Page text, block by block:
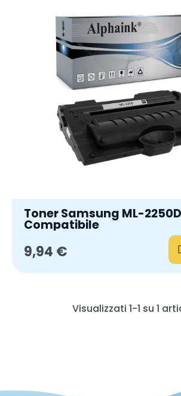
Toner Samsung ML-
Compatibile
9,94 €
Visualizzati 1-1 su 1